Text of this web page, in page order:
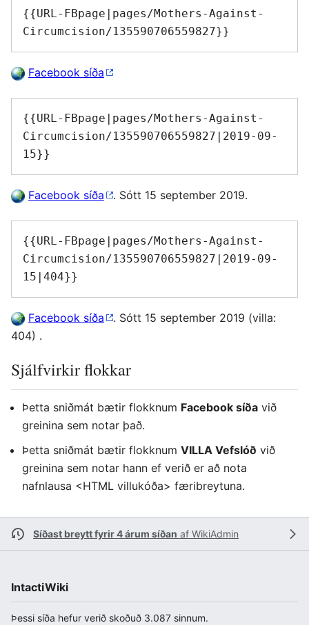
{{URL-FBpage|pages/Mothers-Against-
Circumcision/135590706559827}}
Facebook síða
{{URL-FBpage|pages/Mothers-Against-
Circumcision/135590706559827|2019-09-
15}}
Facebook síða . Sótt 15 september 2019.
{{URL-FBpage|pages/Mothers-Against-
Circumcision/135590706559827|2019-09-
15|404}}
Facebook síða
. Sótt 15 september 2019 (villa:
404) .
Sjálfvirkir flokkar
Þetta sniðmát bætir flokknum Facebook síða við
greinina sem notar það.
Þetta sniðmát bætir flokknum VILLA Vefslóð við
greinina sem notar hann ef verið er að nota
nafnlausa <HTML villukóða> færibreytuna.
Síðast breytt fyrir 4 árum síðan af WikiAdmin
IntactiWiki
Þessi síða hefur verið skoðuð 3.087 sinnum.